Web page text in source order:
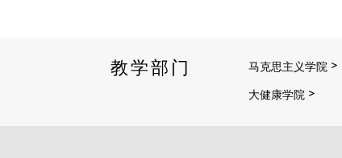
教学部门 马克思主义学院
大健康学院